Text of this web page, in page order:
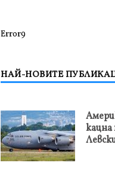
Error9
НАЙ-НОВИТЕ
кацна